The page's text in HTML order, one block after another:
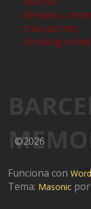
tiendas y
transportes
Uncategorized
©2026
Funciona con
Tema: Masonic